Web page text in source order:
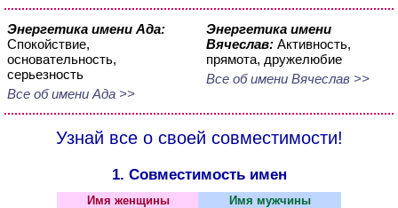
Энергетика имени Ада:
Спокойствие,
основательность,
серьезность
Все об имени Ада >>
Энергетика имени
Вячеслав: Активность,
прямота, дружелюбие
Все об имени Вячеслав >>
Узнай все о своей совместимости!
1. Совместимость имен
Имя женщины Имя мужчины